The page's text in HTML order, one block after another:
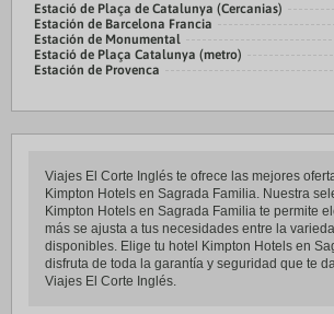
Estació de Plaça de Catalunya (Cercanias)
Estación de Barcelona Francia
Estación de Monumental
Estació de Plaça Catalunya (metro)
Estación de Provenca
Viajes El Corte Inglés te ofrece las mejores
Kimpton Hotels en Sagrada Familia. Nuestra
Kimpton Hotels en Sagrada Familia te permite
más se ajusta a tus necesidades entre la
disponibles. Elige tu hotel Kimpton Hotels en
disfruta de toda la garantía y seguridad que te
Viajes El Corte Inglés.